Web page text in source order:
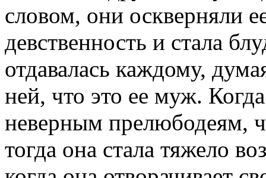
словом, они оскверняли
девственность и стала
отдавалась каждому,
ней, что это ее муж.
неверным прелюбодеям,
тогда она стала тяжело